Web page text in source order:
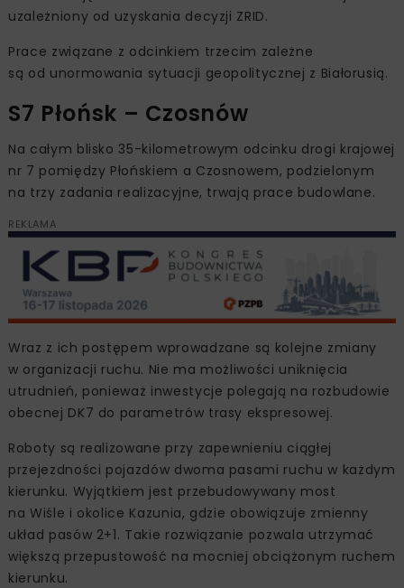
uzależniony od uzyskania decyzji ZRID.
Prace związane z odcinkiem trzecim zależne
są od unormowania sytuacji geopolitycznej z Białorusią.
S7 Płońsk – Czosnów
Na całym blisko 35-kilometrowym odcinku drogi krajowej
nr 7 pomiędzy Płońskiem a Czosnowem, podzielonym
na trzy zadania realizacyjne, trwają prace budowlane.
REKLAMA
Wraz z ich postępem wprowadzane są kolejne zmiany
w organizacji ruchu. Nie ma możliwości uniknięcia
utrudnień, ponieważ inwestycje polegają na rozbudowie
obecnej DK7 do parametrów trasy ekspresowej.
Roboty są realizowane przy zapewnieniu ciągłej
przejezdności pojazdów dwoma pasami ruchu w każdym
kierunku. Wyjątkiem jest przebudowywany most
na Wiśle i okolice Kazunia, gdzie obowiązuje zmienny
układ pasów 2+1. Takie rozwiązanie pozwala utrzymać
większą przepustowość na mocniej obciążonym ruchem
kierunku.